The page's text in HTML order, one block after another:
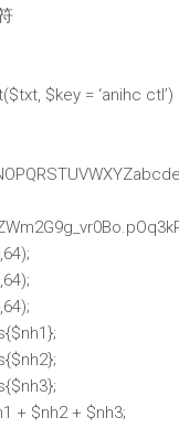
$key = ‘anihc ctI’)
$nh2 + $nh3;